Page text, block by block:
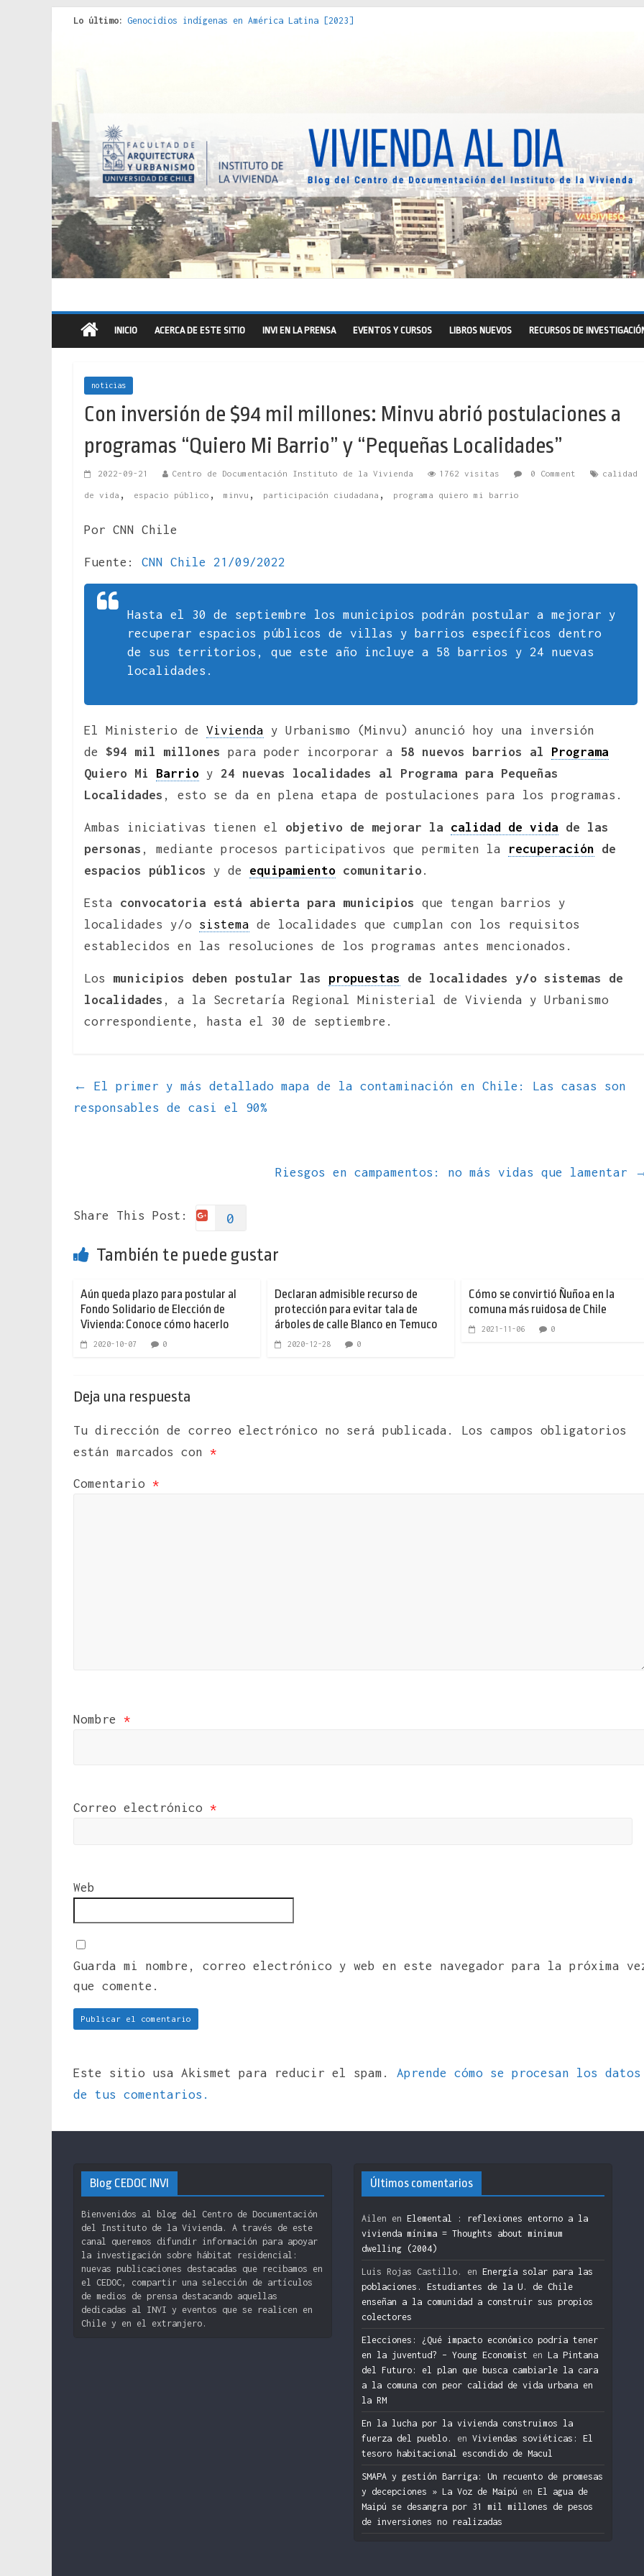
Lo último: Genocidios indígenas en América Latina [2023]
INICIO ACERCA DE ESTE SITIO INVI EN LA PRENSA EVENTOS Y CURSOS LIBROS NUEVOS RECURSOS DE
noticias
Con inversión de $94 mil millones: Minvu abrió postulaciones a
programas “Quiero Mi Barrio” y “Pequeñas Localidades”
2022-09-21 Centro de Documentación Instituto de la Vivienda 1762 visitas 0 Comment calidad
de vida , espacio público , minvu , participación ciudadana , programa quiero mi barrio
Por CNN Chile
Fuente: CNN Chile 21/09/2022
Hasta el 30 de septiembre los municipios podrán postular a mejorar y
recuperar espacios públicos de villas y barrios específicos dentro
de sus territorios, que este año incluye a 58 barrios y 24 nuevas
localidades.
El Ministerio de Vivienda y Urbanismo (Minvu) anunció hoy una inversión
de $94 mil millones para poder incorporar a 58 nuevos barrios al Programa
Quiero Mi Barrio y 24 nuevas localidades al Programa para Pequeñas
Localidades , esto se da en plena etapa de postulaciones para los programas.
Ambas iniciativas tienen el objetivo de mejorar la calidad de vida de las
personas , mediante procesos participativos que permiten la recuperación de
espacios públicos y de equipamiento comunitario .
Esta convocatoria está abierta para municipios que tengan barrios y
localidades y/o sistema de localidades que cumplan con los requisitos
establecidos en las resoluciones de los programas antes mencionados.
Los municipios deben postular las propuestas de localidades y/o sistemas de
localidades , a la Secretaría Regional Ministerial de Vivienda y Urbanismo
correspondiente, hasta el 30 de septiembre.
←
El primer y más detallado mapa de la contaminación en Chile: Las casas son
responsables de casi el 90%
Riesgos en campamentos: no más vidas que lamentar
Share This Post: 0
También te puede gustar
Aún queda plazo para postular al
Fondo Solidario de Elección de
Vivienda: Conoce cómo hacerlo
2020-10-07 0
Declaran admisible recurso de
protección para evitar tala de
árboles de calle Blanco en Temuco
2020-12-28 0
Cómo se convirtió Ñuñoa en la
comuna más ruidosa de Chile
2021-11-06 0
Deja una respuesta
Tu dirección de correo electrónico no será publicada.
Los campos obligatorios
están marcados con *
Comentario *
Nombre *
Correo electrónico *
Web
Guarda mi nombre, correo electrónico y web en este navegador para la próxima
que comente.
Este sitio usa Akismet para reducir el spam. Aprende cómo se procesan los datos
de tus comentarios.
Blog CEDOC INVI
Bienvenidos al blog del Centro de Documentación
del Instituto de la Vivienda. A través de este
canal queremos difundir información para apoyar
la investigación sobre hábitat residencial:
nuevas publicaciones destacadas que recibamos en
el CEDOC, compartir una selección de artículos
de medios de prensa destacando aquellas
dedicadas al INVI y eventos que se realicen en
Chile y en el extranjero.
Últimos comentarios
Ailen en Elemental : reflexiones entorno a la
vivienda mínima = Thoughts about minimum
dwelling (2004)
Luis Rojas Castillo. en Energía solar para las
poblaciones. Estudiantes de la U. de Chile
enseñan a la comunidad a construir sus propios
colectores
Elecciones: ¿Qué impacto económico podría tener
en la juventud? – Young Economist en La Pintana
del Futuro: el plan que busca cambiarle la cara
a la comuna con peor calidad de vida urbana en
la RM
En la lucha por la vivienda construimos la
fuerza del pueblo.
en Viviendas soviéticas: El
tesoro habitacional escondido de Macul
SMAPA y gestión Barriga: Un recuento de promesas
y decepciones » La Voz de Maipú en El agua de
Maipú se desangra por 31 mil millones de pesos
de inversiones no realizadas